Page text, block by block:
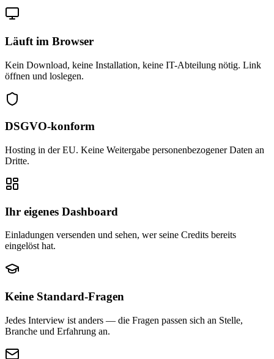
Läuft im Browser
Kein Download, keine Installation, keine IT-Abteilung nötig. Link
öffnen und loslegen.
DSGVO-konform
Hosting in der EU. Keine Weitergabe personenbezogener Daten an
Dritte.
Ihr eigenes Dashboard
Einladungen versenden und sehen, wer seine Credits bereits
eingelöst hat.
Keine Standard-Fragen
Jedes Interview ist anders — die Fragen passen sich an Stelle,
Branche und Erfahrung an.